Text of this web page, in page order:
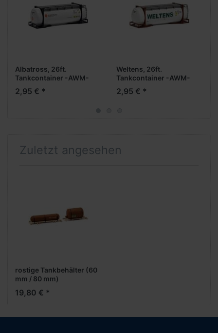
Albatross, 26ft.
Tankcontainer -AWM-
2,95 € *
Weltens, 26ft.
Tankcontainer -AWM-
2,95 € *
Zuletzt angesehen
rostige Tankbehälter (60
mm / 80 mm)
19,80 € *